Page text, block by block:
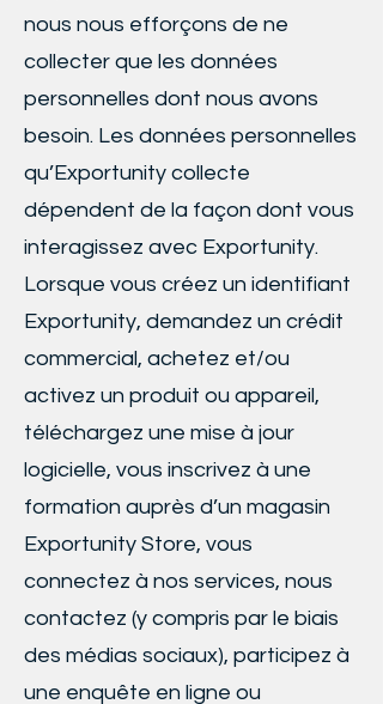
nous nous efforçons de ne
collecter que les données
personnelles dont nous avons
besoin. Les données personnelles
qu’Exportunity collecte
dépendent de la façon dont vous
interagissez avec Exportunity.
Lorsque vous créez un identifiant
Exportunity, demandez un crédit
commercial, achetez et/ou
activez un produit ou appareil,
téléchargez une mise à jour
logicielle, vous inscrivez à une
formation auprès d’un magasin
Exportunity Store, vous
connectez à nos services, nous
contactez (y compris par le biais
des médias sociaux), participez à
une enquête en ligne ou